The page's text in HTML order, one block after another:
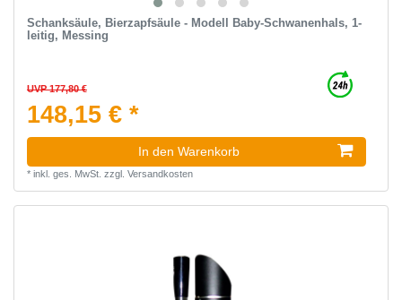
Schanksäule, Bierzapfsäule - Modell Baby-Schwanenhals, 1-
leitig, Messing
UVP 177,80 €
148,15 € *
In den Warenkorb
* inkl. ges. MwSt. zzgl. Versandkosten